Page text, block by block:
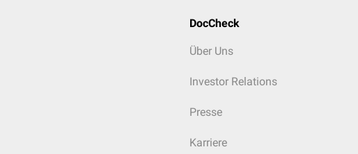
DocCheck
Über Uns
Investor Relations
Presse
Karriere